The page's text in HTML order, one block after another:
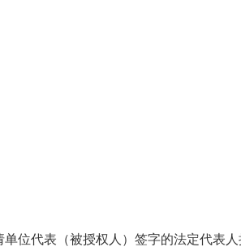
位代表（被授权人）签字的法定代表